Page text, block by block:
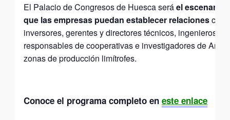
El Palacio de Congresos de Huesca seráel escenario
que las empresas puedan establecer relacionescon
inversores, gerentes y directores técnicos, ingenieros
responsables de cooperativas e investigadores de
zonas de producción limítrofes.
Conoce el programa completo eneste enlace